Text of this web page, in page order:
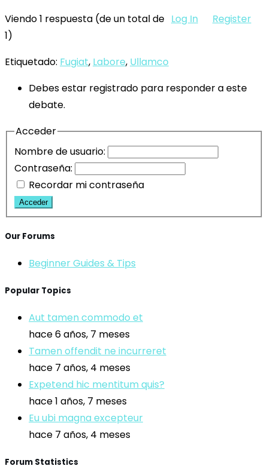
Log In
Register
Viendo 1 respuesta (de un total de
1)
Etiquetado: Fugiat, Labore, Ullamco
Debes estar registrado para responder a este
debate.
Acceder
Nombre de usuario:
Contraseña:
Recordar mi contraseña
Acceder
Our Forums
Beginner Guides & Tips
Popular Topics
Aut tamen commodo et
hace 6 años, 7 meses
Tamen offendit ne incurreret
hace 7 años, 4 meses
Expetend hic mentitum quis?
hace 1 años, 7 meses
Eu ubi magna excepteur
hace 7 años, 4 meses
Forum Statistics